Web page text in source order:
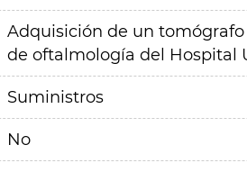
Adquisición de un
de oftalmología del Hospital
Suministros
No